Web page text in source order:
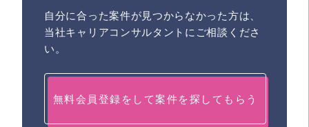
自分に合った案件が見つからなかった方は、
当社キャリアコンサルタントにご相談くださ
い。
無料会員登録をして案件を探してもらう